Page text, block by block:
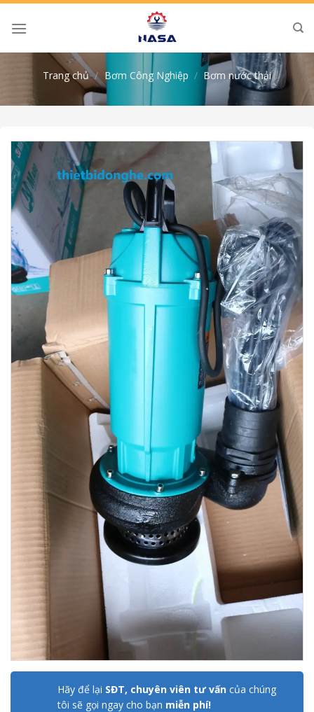
Skip
Trang chủ / Bơm Công Nghiệp / Bơm nước thải
Hãy để lại SĐT, chuyên viên tư vấn của chúng
tôi sẽ gọi ngay cho bạn miễn phí!